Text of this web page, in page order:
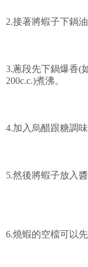
2.接著將蝦子下鍋油
3.蔥段先下鍋爆香(
200c.c.)煮沸。
4.加入烏醋跟糖調味
5.然後將蝦子放入
6.燒蝦的空檔可以